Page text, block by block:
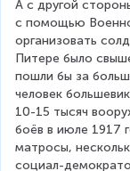
А с другой
с помощью
организовать
Питере было
пошли бы за
человек
10-15 тысяч
боёв в июле 1917
матросы,
социал-